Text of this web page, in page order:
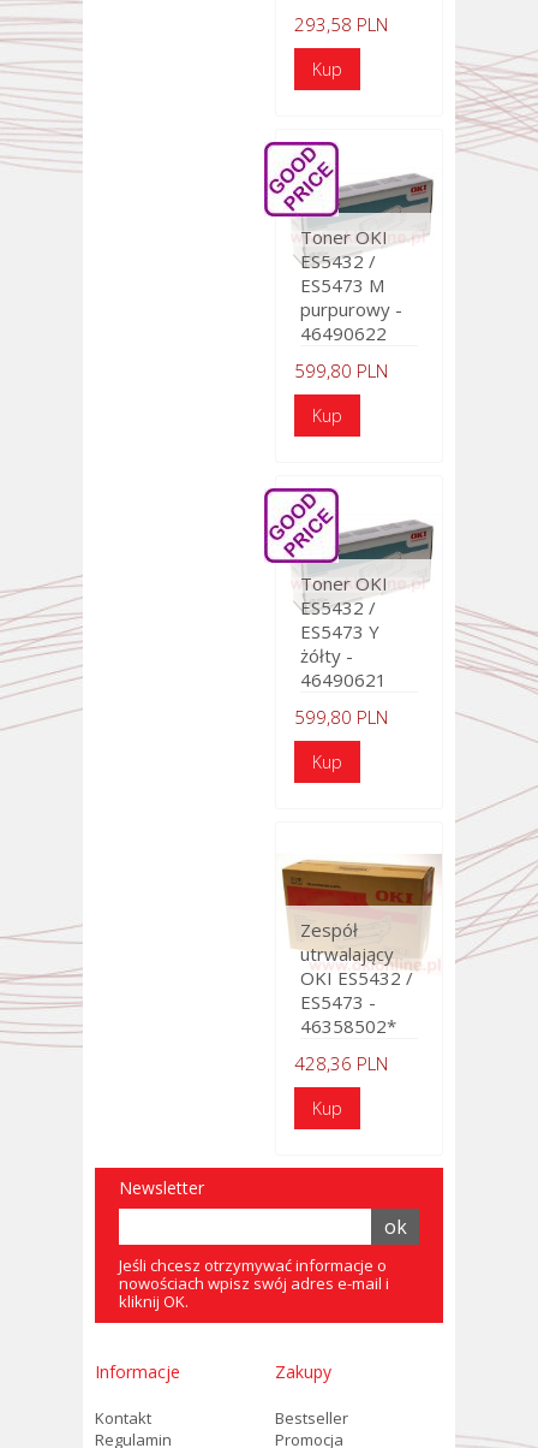
293,58 PLN
Toner OKI
ES5432 /
ES5473 M
purpurowy -
46490622
599,80 PLN
Toner OKI
ES5432 /
ES5473 Y
żółty -
46490621
599,80 PLN
Zespół
utrwalający
OKI ES5432 /
ES5473 -
46358502*
428,36 PLN
Newsletter
Jeśli chcesz otrzymywać informacje o
nowościach wpisz swój adres e-mail i
kliknij OK.
Informacje
Kontakt
Regulamin
Zakupy
Bestseller
Promocja